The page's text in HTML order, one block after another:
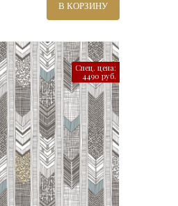
В КОРЗИНУ
Спец. цена:
4490 руб.